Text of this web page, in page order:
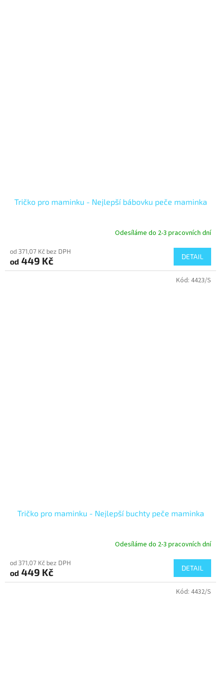
Tričko pro maminku - Nejlepší bábovku peče maminka
Odesíláme do 2-3 pracovních dní
od 371,07 Kč bez DPH
od 449 Kč DETAIL
Tričko pro maminku - Nejlepší buchty peče maminka
Odesíláme do 2-3 pracovních dní
od 371,07 Kč bez DPH
od 449 Kč DETAIL
Kód: 4423/S
Kód: 4432/S